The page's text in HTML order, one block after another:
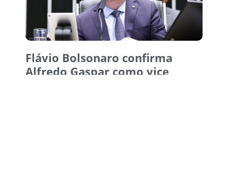
Flávio Bolsonaro confirma
Alfredo Gaspar como vice